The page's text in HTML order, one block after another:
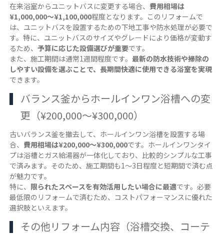
在来浴室からユニットバスに変更する場合、 費用相場は
¥1,000,000～¥1,100,000程度となります。このリフォームで
は、ユニットバスを設置するための下地工事や防水処理が必要で
す。特に、ユニットバスのサイズやグレードにより価格が変動す
るため、 予算に応じた設備選びが重要です。
また、施工期間は通常1週間程度です。 最新の防水技術や掃除の
しやすい設備を選ぶことで、長期間快適に使用できる浴室を実現
できます。
バランス釜からホールインワン浴槽への変
更（¥200,000～¥300,000）
古いバランス釜を撤去して、ホールインワン浴槽を設置する場
合、 費用相場は¥200,000～¥300,000です。ホールインワンタイ
プは浴槽とガス給湯器が一体化しており、比較的シンプルな工事
で済みます。そのため、施工期間も1～3日程度と短期間で済む点
が魅力です。
特に、 限られたスペースを有効活用したい場合に最適です。必要
最低限のリフォームで済むため、コストパフォーマンスに優れた
選択肢といえます。
その他リフォーム内容（浴槽交換、コーテ